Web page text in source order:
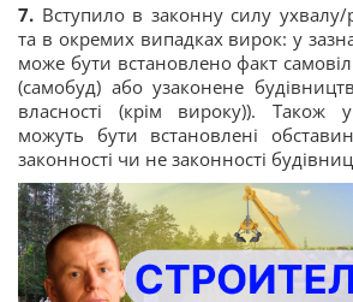
7. Вступило в законну силу
та в окремих випадках вирок: у
може бути встановлено факт
(самобуд) або узаконене
власності (крім вироку)). Також
можуть бути встановлені
законності чи не законності